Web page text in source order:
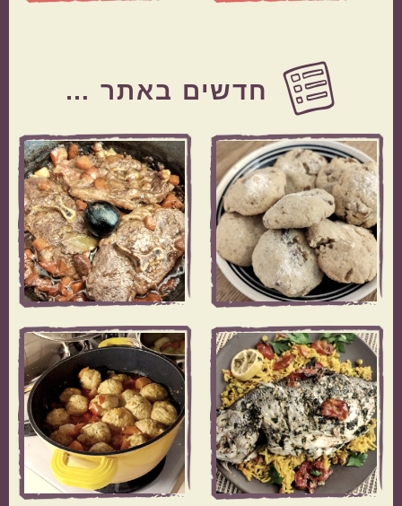
Before
Footer
חדשים באתר …